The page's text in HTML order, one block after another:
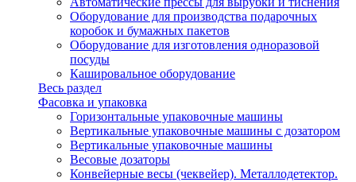
Оборудование для производства подарочных
коробок и бумажных пакетов
Оборудование для изготовления одноразовой
посуды
Кашировальное оборудование
Весь раздел
Фасовка и упаковка
Горизонтальные упаковочные машины
Вертикальные упаковочные машины с дозатором
Вертикальные упаковочные машины
Весовые дозаторы
Конвейерные весы (чеквейер). Металлодетектор.